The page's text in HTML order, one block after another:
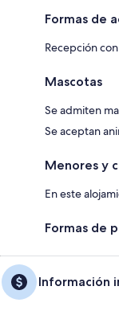
Formas de
Recepción
Mascotas
Se admiten
Se aceptan
Menores y
En este
Formas de
Información